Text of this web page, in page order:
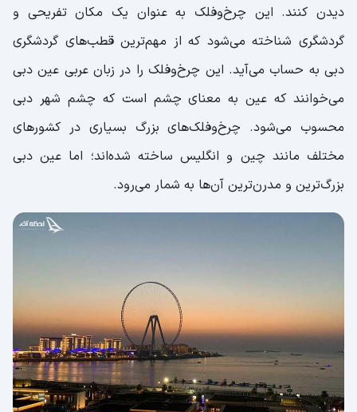
دیدن کنند. این چرخ‌وفلک به عنوان یک مکان تفریحی و
گردشگری شناخته می‌شود که از مهم‌ترین قطب‌های گردشگری
دبی به حساب می‌آید. این چرخ‌وفلک را در زبان عربی عین دبی
می‌خوانند که عین به معنای چشم است که چشم شهر دبی
محسوب می‌شود. چرخ‌وفلک‌های بزرگ بسیاری در کشور‌های
مختلف مانند چین و انگلیس ساخته شده‌اند؛ اما عین دبی
بزرگ‌ترین و مدرن‌ترین آن‌ها به شمار می‌رود.